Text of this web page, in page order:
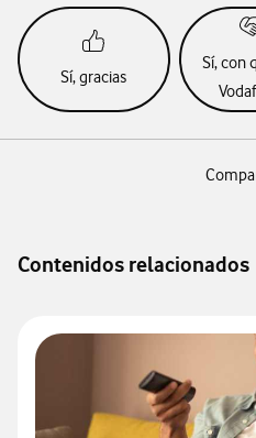
Sí, gracias
Sí, con
Contenidos relacionados